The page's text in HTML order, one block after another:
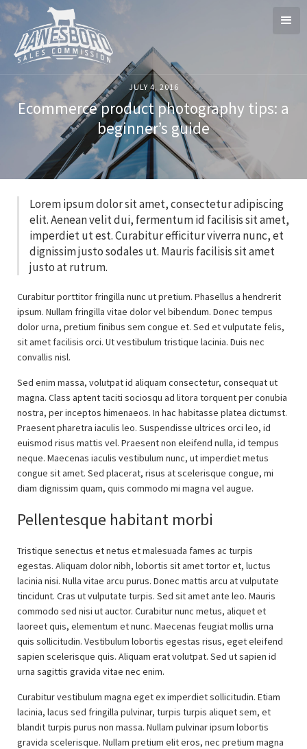
JULY 4, 2016
Ecommerce product photography tips: a
beginner’s guide
Lorem ipsum dolor sit amet, consectetur adipiscing
elit. Aenean velit dui, fermentum id facilisis sit amet,
imperdiet ut est. Curabitur efficitur viverra nunc, et
dignissim justo sodales ut. Mauris facilisis sit amet
justo at rutrum.
Curabitur porttitor fringilla nunc ut pretium. Phasellus a hendrerit
ipsum. Nullam fringilla vitae dolor vel bibendum. Donec tempus
dolor urna, pretium finibus sem congue et. Sed et vulputate felis,
sit amet facilisis orci. Ut vestibulum tristique lacinia. Duis nec
convallis nisl.
Sed enim massa, volutpat id aliquam consectetur, consequat ut
magna. Class aptent taciti sociosqu ad litora torquent per conubia
nostra, per inceptos himenaeos. In hac habitasse platea dictumst.
Praesent pharetra iaculis leo. Suspendisse ultrices orci leo, id
euismod risus mattis vel. Praesent non eleifend nulla, id tempus
neque. Maecenas iaculis vestibulum nunc, ut imperdiet metus
congue sit amet. Sed placerat, risus at scelerisque congue, mi
diam dignissim quam, quis commodo mi magna vel augue.
Pellentesque habitant morbi
Tristique senectus et netus et malesuada fames ac turpis
egestas. Aliquam dolor nibh, lobortis sit amet tortor et, luctus
lacinia nisi. Nulla vitae arcu purus. Donec mattis arcu at vulputate
tincidunt. Cras ut vulputate turpis. Sed sit amet ante leo. Mauris
commodo sed nisi ut auctor. Curabitur nunc metus, aliquet et
laoreet quis, elementum et nunc. Maecenas feugiat mollis urna
quis sollicitudin. Vestibulum lobortis egestas risus, eget eleifend
sapien scelerisque quis. Aliquam erat volutpat. Sed ut sapien id
urna sagittis gravida vitae nec enim.
Curabitur vestibulum magna eget ex imperdiet sollicitudin. Etiam
lacinia, lacus sed fringilla pulvinar, turpis turpis aliquet sem, et
blandit turpis purus non massa. Nullam pulvinar ipsum lobortis
gravida scelerisque. Nullam pretium elit eros, nec pretium magna